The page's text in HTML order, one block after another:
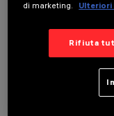
È necessario ordinare uno degli
di marketing.
Ulteriori
Rifiuta